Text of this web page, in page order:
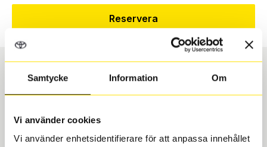
Samtycke Information Om
Vi använder cookies
Vi använder enhetsidentifierare för att anpassa innehållet
Reservera
Däcktyp
USA, 4x4
Däckstorlek
275/55 R 17 109V
10633